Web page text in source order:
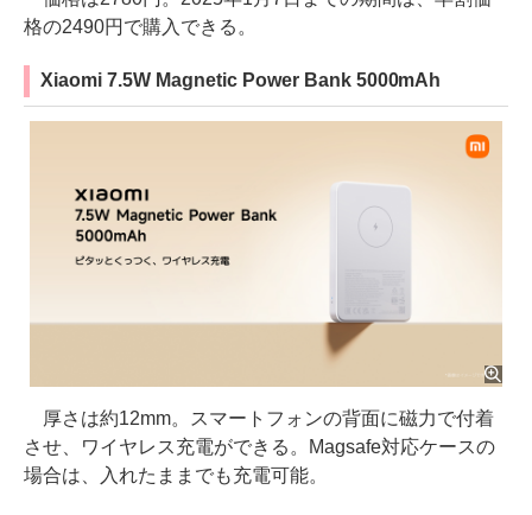
格の2490円で購入できる。
Xiaomi 7.5W Magnetic Power Bank 5000mAh
厚さは約12mm。スマートフォンの背面に磁力で付着
させ、ワイヤレス充電ができる。Magsafe対応ケースの
場合は、入れたままでも充電可能。